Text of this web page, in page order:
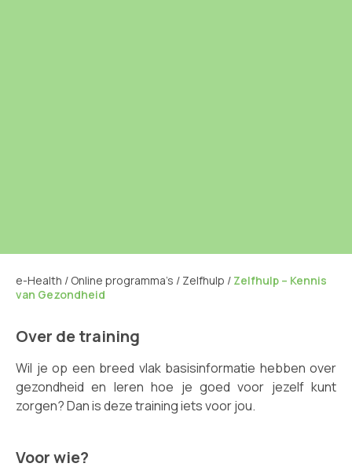
e-Health / Online programma’s / Zelfhulp / Zelfhulp – Kennis
van Gezondheid
Over de training
Wil je op een breed vlak basisinformatie hebben over
gezondheid en leren hoe je goed voor jezelf kunt
zorgen? Dan is deze training iets voor jou.
Voor wie?